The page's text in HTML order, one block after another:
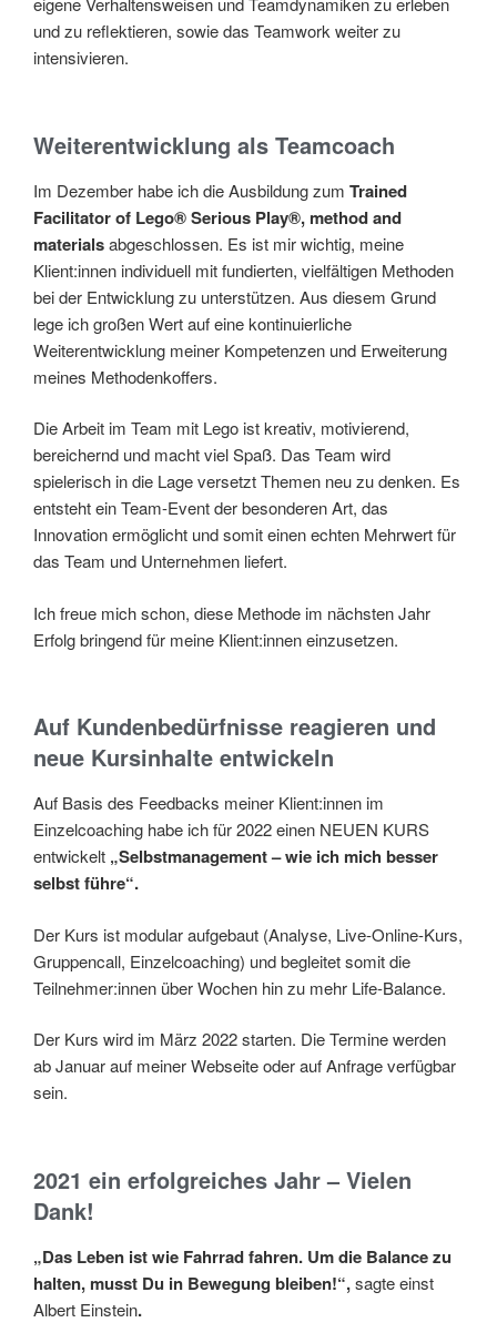
und zu reflektieren, sowie das Teamwork weiter zu
intensivieren.
Weiterentwicklung als Teamcoach
Im Dezember habe ich die Ausbildung zum Trained
Facilitator of Lego® Serious Play®, method and
materialsabgeschlossen. Es ist mir wichtig, meine
Klient:innen individuell mit fundierten, vielfältigen Methoden
bei der Entwicklung zu unterstützen. Aus diesem Grund
lege ich großen Wert auf eine kontinuierliche
Weiterentwicklung meiner Kompetenzen und Erweiterung
meines Methodenkoffers.
Die Arbeit im Team mit Lego ist kreativ, motivierend,
bereichernd und macht viel Spaß. Das Team wird
spielerisch in die Lage versetzt Themen neu zu denken. Es
entsteht ein Team-Event der besonderen Art, das
Innovation ermöglicht und somit einen echten Mehrwert für
das Team und Unternehmen liefert.
Ich freue mich schon, diese Methode im nächsten Jahr
Erfolg bringend für meine Klient:innen einzusetzen.
Auf Kundenbedürfnisse reagieren und
neue Kursinhalte entwickeln
Auf Basis des Feedbacks meiner Klient:innen im
Einzelcoaching habe ich für 2022 einen NEUEN KURS
entwickelt „Selbstmanagement – wie ich mich besser
selbst führe“.
Der Kurs ist modular aufgebaut (Analyse, Live-Online-Kurs,
Gruppencall, Einzelcoaching) und begleitet somit die
Teilnehmer:innen über Wochen hin zu mehr Life-Balance.
Der Kurs wird im März 2022 starten. Die Termine werden
ab Januar auf meiner Webseite oder auf Anfrage verfügbar
sein.
2021 ein erfolgreiches Jahr – Vielen
Dank!
„Das Leben ist wie Fahrrad fahren. Um die Balance zu
halten, musst Du in Bewegung bleiben!“,sagte einst
Albert Einstein.